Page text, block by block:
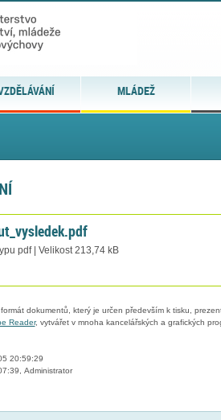
MLÁDEŽ
pdf | Velikost 213,74 kB
dokumentů, který je určen především k tisku,
Reader, vytvářet v mnoha kancelářských a grafických
20:59:29
Administrator